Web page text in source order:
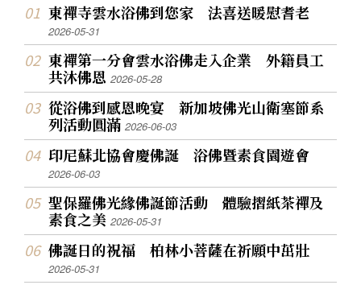
東禪寺雲水浴佛到您家 法喜送暖慰耆老
2026-05-31
東禪第一分會雲水浴佛走入企業 外籍員工
共沐佛恩2026-05-28
從浴佛到感恩晚宴 新加坡佛光山衛塞節系
列活動圓滿2026-06-03
印尼蘇北協會慶佛誕 浴佛暨素食園遊會
2026-06-03
聖保羅佛光緣佛誕節活動 體驗摺紙茶禪及
素食之美2026-05-31
佛誕日的祝福 柏林小菩薩在祈願中茁壯
2026-05-31